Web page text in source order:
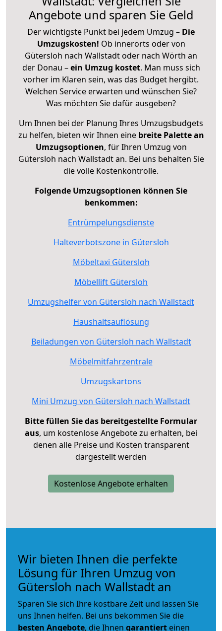
Angebote und sparen Sie Geld
Der wichtigste Punkt bei jedem Umzug – Die
Umzugskosten! Ob innerorts oder von
Gütersloh nach Wallstadt oder nach Wörth an
der Donau –ein Umzug kostet. Man muss sich
vorher im Klaren sein, was das Budget hergibt.
Welchen Service erwarten und wünschen Sie?
Was möchten Sie dafür ausgeben?
Um Ihnen bei der Planung Ihres Umzugsbudgets
zu helfen, bieten wir Ihnen eine breite Palette an
Umzugsoptionen, für Ihren Umzug von
Gütersloh nach Wallstadt an. Bei uns behalten Sie
die volle Kostenkontrolle.
Folgende Umzugsoptionen können Sie
benkommen:
Entrümpelungsdienste
Halteverbotszone in Gütersloh
Möbeltaxi Gütersloh
Möbellift Gütersloh
Umzugshelfer von Gütersloh nach Wallstadt
Haushaltsauflösung
Beiladungen von Gütersloh nach Wallstadt
Möbelmitfahrzentrale
Umzugskartons
Mini Umzug von Gütersloh nach Wallstadt
Bitte füllen Sie das bereitgestellte Formular
aus, um kostenlose Angebote zu erhalten, bei
denen alle Preise und Kosten transparent
dargestellt werden
Kostenlose Angebote erhalten
Wir bieten Ihnen die perfekte
Lösung für Ihren Umzug von
Gütersloh nach Wallstadt an
Sparen Sie sich Ihre kostbare Zeit und lassen Sie
uns Ihnen helfen. Bei uns bekommen Sie die
besten Angebote, die Ihnen garantiert einen